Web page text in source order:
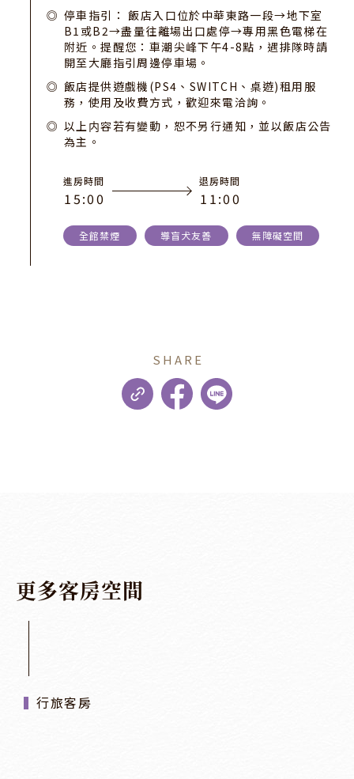
停車指引： 飯店入口位於中華東路一段→地下室
B1或B2→盡量往離場出口處停→專用黑色電梯在
附近。提醒您：車潮尖峰下午4-8點，遇排隊時請
開至大廳指引周邊停車場。
飯店提供遊戲機(PS4、SWITCH、桌遊)租用服
務，使用及收費方式，歡迎來電洽詢。
以上内容若有變動，恕不另行通知，並以飯店公告
為主。
進房時間
15:00
退房時間
1 1:00
全館禁煙 導盲犬友善 無障礙空間
SHARE
更多客房空間
行旅客房